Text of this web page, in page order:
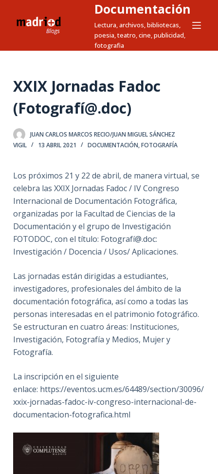
t
n
n
d
o
Documentación
Lectura, archivos, bibliotecas,
poesia, teatro, cine, publicidad,
fotografia
XXIX Jornadas Fadoc
(Fotografí@.doc)
JUAN CARLOS MARCOS RECIO/JUAN MIGUEL SÁNCHEZ
VIGIL
13 ABRIL 2021 DOCUMENTACIÓN,FOTOGRAFÍA
Los próximos 21 y 22 de abril, de manera virtual, se
celebra las XXIX Jornadas Fadoc / IV Congreso
Internacional de Documentación Fotográfica,
organizadas por la Facultad de Ciencias de la
Documentación y el grupo de Investigación
FOTODOC, con el título: Fotografí@.doc:
Investigación / Docencia / Usos/ Aplicaciones.
Las jornadas están dirigidas a estudiantes,
investigadores, profesionales del ámbito de la
documentación fotográfica, así como a todas las
personas interesadas en el patrimonio fotográfico.
Se estructuran en cuatro áreas: Instituciones,
Investigación, Fotografía y Medios, Mujer y
Fotografía.
La inscripción en el siguiente
enlace: https://eventos.ucm.es/64489/section/30096/
xxix-jornadas-fadoc-iv-congreso-internacional-de-
documentacion-fotografica.html